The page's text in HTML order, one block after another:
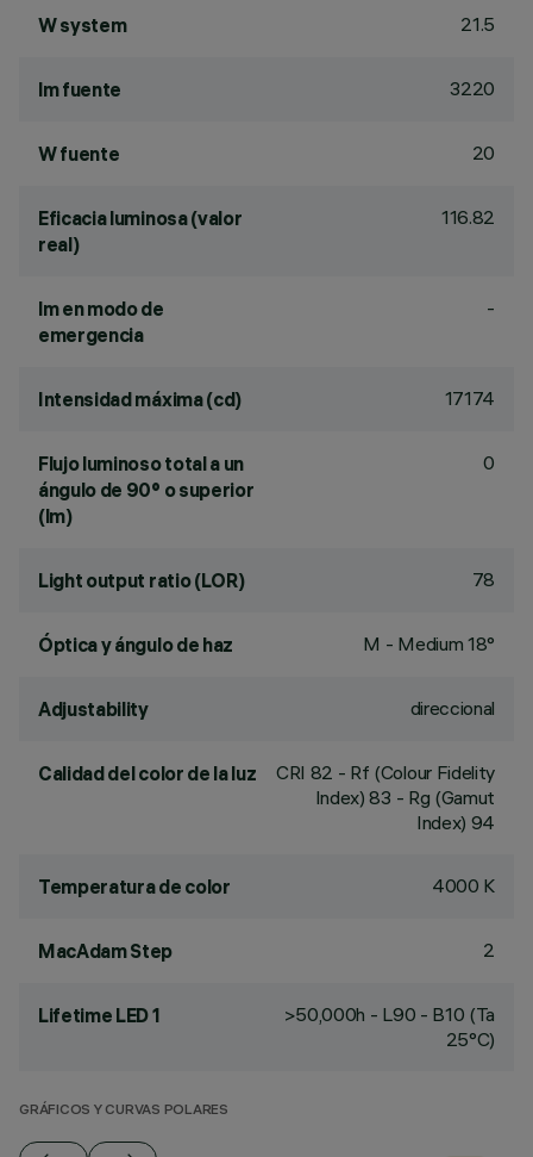
W system 21.5
lm fuente 3220
W fuente 20
Eficacia luminosa (valor
real)
116.82
lm en modo de
emergencia
-
Intensidad máxima (cd) 17174
Flujo luminoso total a un
ángulo de 90° o superior
(lm)
0
Light output ratio (LOR) 78
Óptica y ángulo de haz M - Medium 18°
Adjustability direccional
Calidad del color de la luz CRI 82 - Rf (Colour Fidelity
Index) 83 - Rg (Gamut
Index) 94
Temperatura de color 4000 K
MacAdam Step 2
Lifetime LED 1
>50,000h - L90 - B10 (Ta
25°C)
GRÁFICOS Y CURVAS POLARES